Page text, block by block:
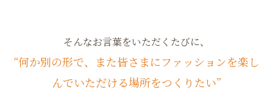
そんなお言葉をいただくたびに、
“何か別の形で、また皆さまにファッションを楽し
んでいただける場所をつくりたい”